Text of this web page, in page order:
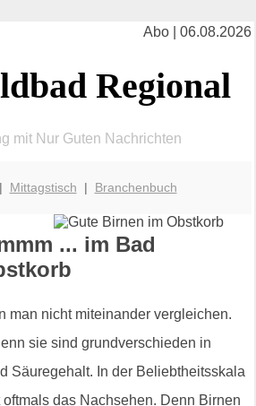
Abo | 06.08.2026
Regional
mit Nur Guten Nachrichten
Mittagstisch | Branchenbuch
... im Bad
man nicht miteinander vergleichen.
sie sind grundverschieden in
Säuregehalt. In der Beliebtheitsskala
das Nachsehen. Denn Birnen